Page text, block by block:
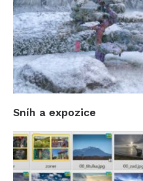
Sníh a expozice